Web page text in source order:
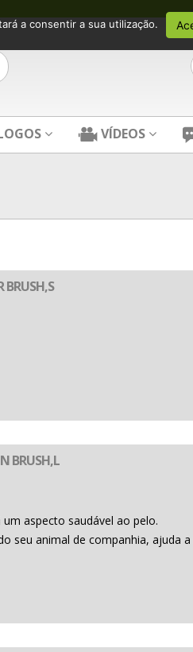
VÍDEOS
BRUSH,S
BRUSH,L
aspecto saudável ao pelo.
seu animal de companhia, ajuda
a consentir a sua utilização.